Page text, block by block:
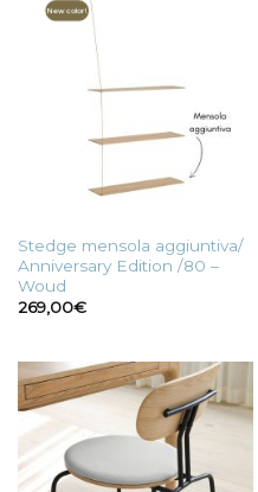
New color!
Stedge mensola aggiuntiva/
Anniversary Edition /80 –
Woud
269,00€